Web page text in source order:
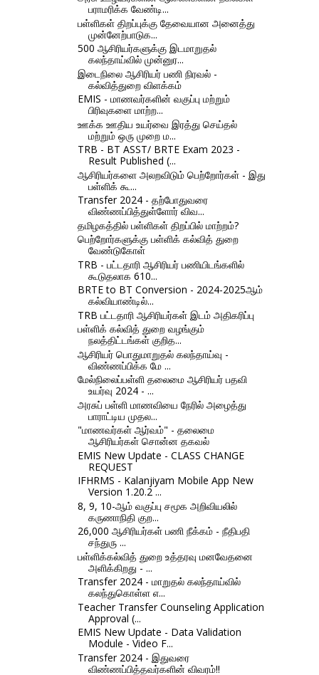
பராமரிக்க வேண்டி...
பள்ளிகள் திறப்புக்கு தேவையான அனைத்து
முன்னேற்பாடுக...
500 ஆசிரியர்களுக்கு இடமாறுதல்
கலந்தாய்வில் முன்னுர...
இடைநிலை ஆசிரியர் பணி நிரவல் -
கல்வித்துறை விளக்கம்
EMIS - மாணவர்களின் வகுப்பு மற்றும்
பிரிவுகளை மாற்ற...
ஊக்க ஊதிய உயர்வை இரத்து செய்தல்
மற்றும் ஒரு முறை ம...
TRB - BT ASST/ BRTE Exam 2023 -
Result Published (...
ஆசிரியர்களை அலறவிடும் பெற்றோர்கள் - இது
பள்ளிக் கூ...
Transfer 2024 - தற்போதுவரை
விண்ணப்பித்துள்ளோர் விவ...
தமிழகத்தில் பள்ளிகள் திறப்பில் மாற்றம்?
பெற்றோர்களுக்கு பள்ளிக் கல்வித் துறை
வேண்டுகோள்
TRB - பட்டதாரி ஆசிரியர் பணியிடங்களில்
கூடுதலாக 610...
BRTE to BT Conversion - 2024-2025ஆம்
கல்வியாண்டில்...
TRB பட்டதாரி ஆசிரியர்கள் இடம் அதிகரிப்பு
பள்ளிக் கல்வித் துறை வழங்கும்
நலத்திட்டங்கள் குறித...
ஆசிரியர் பொதுமாறுதல் கலந்தாய்வு -
விண்ணப்பிக்க மே ...
மேல்நிலைப்பள்ளி தலைமை ஆசிரியர் பதவி
உயர்வு 2024 - ...
அரசுப் பள்ளி மாணவியை நேரில் அழைத்து
பாராட்டிய முதல...
"மாணவர்கள் ஆர்வம்" - தலைமை
ஆசிரியர்கள் சொன்ன தகவல்
EMIS New Update - CLASS CHANGE
REQUEST
IFHRMS - Kalanjiyam Mobile App New
Version 1.20.2 ...
8, 9, 10-ஆம் வகுப்பு சமூக அறிவியலில்
கருணாநிதி குற...
26,000 ஆசிரியர்கள் பணி நீக்கம் - நீதிபதி
சந்துரு ...
பள்ளிக்கல்வித் துறை உத்தரவு மனவேதனை
அளிக்கிறது - ...
Transfer 2024 - மாறுதல் கலந்தாய்வில்
கலந்துகொள்ள எ...
Teacher Transfer Counseling Application
Approval (...
EMIS New Update - Data Validation
Module - Video F...
Transfer 2024 - இதுவரை
விண்ணப்பித்தவர்களின் விவரம்!!